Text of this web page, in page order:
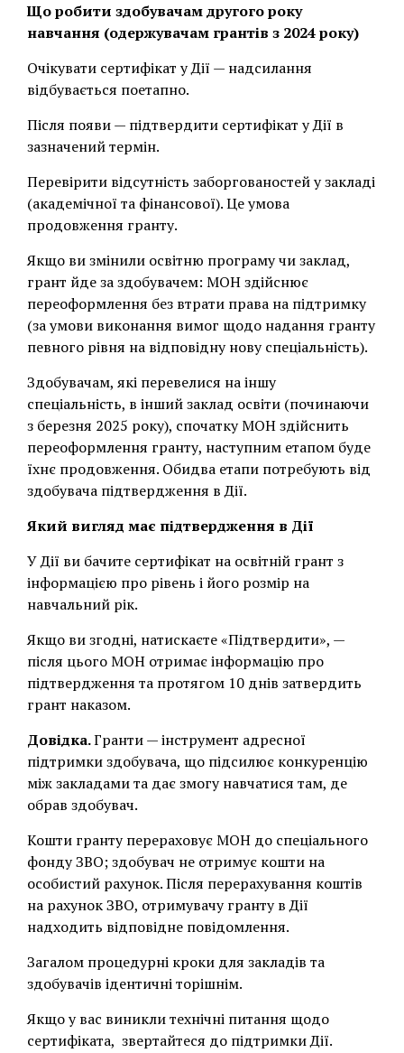
Що робити здобувачам другого року
навчання (одержувачам грантів з 2024 року)
Очікувати сертифікат у Дії — надсилання
відбувається поетапно.
Після появи — підтвердити сертифікат у Дії в
зазначений термін.
Перевірити відсутність заборгованостей у закладі
(академічної та фінансової). Це умова
продовження гранту.
Якщо ви змінили освітню програму чи заклад,
грант йде за здобувачем: МОН здійснює
переоформлення без втрати права на підтримку
(за умови виконання вимог щодо надання гранту
певного рівня на відповідну нову спеціальність).
Здобувачам, які перевелися на іншу
спеціальність, в інший заклад освіти (починаючи
з березня 2025 року), спочатку МОН здійснить
переоформлення гранту, наступним етапом буде
їхнє продовження. Обидва етапи потребують від
здобувача підтвердження в Дії.
Який вигляд має підтвердження в Дії
У Дії ви бачите сертифікат на освітній грант з
інформацією про рівень і його розмір на
навчальний рік.
Якщо ви згодні, натискаєте «Підтвердити», —
після цього МОН отримає інформацію про
підтвердження та протягом 10 днів затвердить
грант наказом.
Довідка.Гранти — інструмент адресної
підтримки здобувача, що підсилює конкуренцію
між закладами та дає змогу навчатися там, де
обрав здобувач.
Кошти гранту перераховує МОН до спеціального
фонду ЗВО; здобувач не отримує кошти на
особистий рахунок. Після перерахування коштів
на рахунок ЗВО, отримувачу гранту в Дії
надходить відповідне повідомлення.
Загалом процедурні кроки для закладів та
здобувачів ідентичні торішнім.
Якщо у вас виникли технічні питання щодо
сертифіката, звертайтеся до підтримки Дії.